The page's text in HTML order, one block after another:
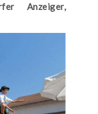
Anzeiger,